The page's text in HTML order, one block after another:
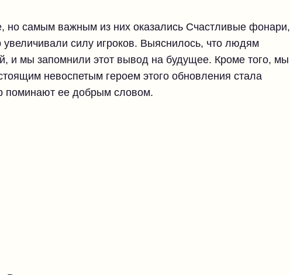
но самым важным из них оказались Счастливые фонари,
силу игроков. Выяснилось, что людям
и мы запомнили этот вывод на будущее. Кроме того, мы
невоспетым героем этого обновления стала
поминают ее добрым словом.